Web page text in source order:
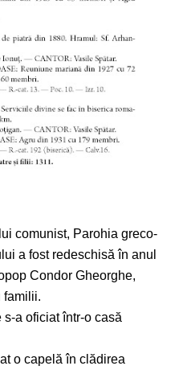
comunist, Parohia greco-
a fost redeschisă în anul
Condor Gheorghe,
familii.
a oficiat într-o casă
o capelă în clădirea